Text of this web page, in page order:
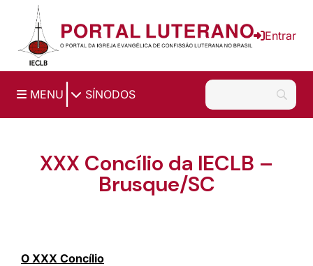
Ir para o conteúdo principal
Entrar
MENU SÍNODOS
XXX Concílio da IECLB –
Brusque/SC
O XXX Concílio